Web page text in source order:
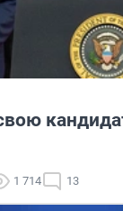
1 714 13